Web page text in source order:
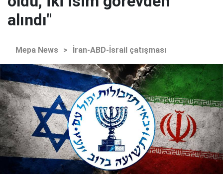
alındı"
Mepa News > İran-ABD-İsrail çatışması